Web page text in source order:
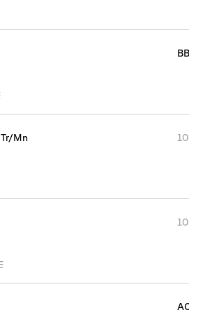
Mn
BBT
10
10
AC